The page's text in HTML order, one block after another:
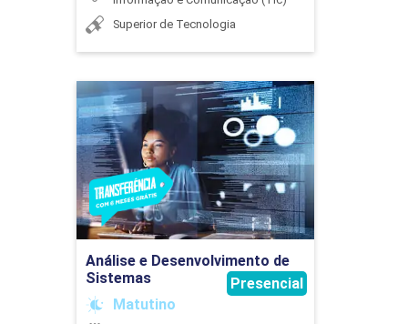
CÁLCULO APLICADO
75
FLAVIO AUGUSTO MARQUES ADAO
FLORISVALDO CARDOZO BOMFIM JUNIOR
FRANCIENNE GOIS OLIVEIRA
Superior de Tecnologia
Análise e Desenvolvimento de
Sistemas
Matutino
Presencial
Análise e Desenvolvimento
de Sistemas
Detalhes do curso
Ir para Inscrição